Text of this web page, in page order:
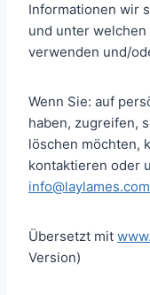
Informationen wir
und unter
verwenden und/
Wenn Sie: auf
haben, zugreifen,
löschen möchten,
kontaktieren oder
info@laylames.com
Übersetzt mit
Version)